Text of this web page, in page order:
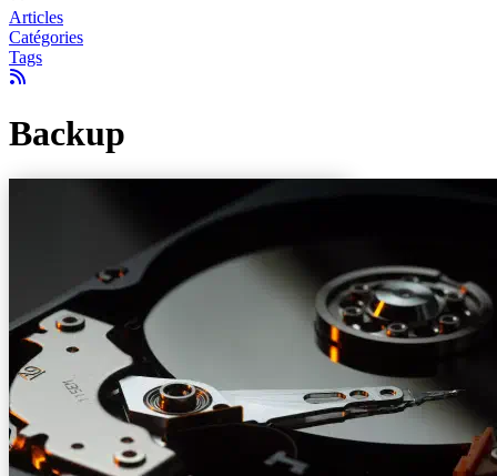
Articles
Catégories
Tags
Backup